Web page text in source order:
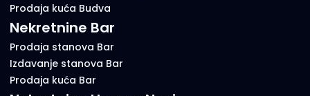
Prodaja kuća Budva
Nekretnine Bar
Prodaja stanova Bar
Izdavanje stanova Bar
Prodaja kuća Bar